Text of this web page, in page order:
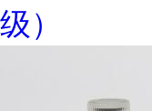
级）